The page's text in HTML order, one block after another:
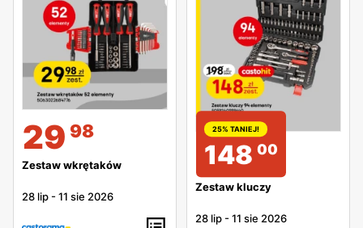
29 98
Zestaw wkrętaków
28 lip -11 sie 2026
25% TANIEJ!
148 00
Zestaw kluczy
28 lip -11 sie 2026